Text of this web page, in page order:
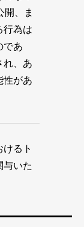
開、ま
行為は
であ
れ、あ
性があ
るト
与いた